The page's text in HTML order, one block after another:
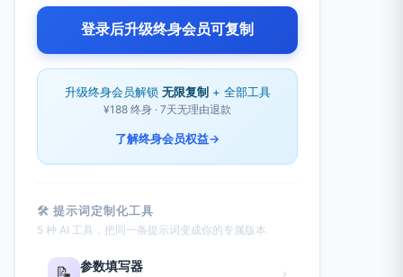
登录后升级终身会员可复制
升级终身会员解锁 无限复制 + 全部工具
¥188 终身 · 7天无理由退款
了解终身会员权益→
🛠 提示词定制化工具
5 种 AI 工具，把同一条提示词变成你的专属版本
📝 参数填写器 ›